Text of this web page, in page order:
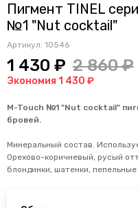
Пигмент TINEL
№1 "Nut cocktail"
Артикул: 10546
1 430 ₽ 2 860 ₽
Экономия 1 430 ₽
M-Touch №1 "Nut cocktail"
бровей.
Минеральный состав.
Орехово-коричневый, русый
блондинки, шатенки,